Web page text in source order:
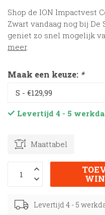
Shop de ION Impactvest
Zwart vandaag nog bij De
geniet zo snel mogelijk
meer.
Maak een keuze: *
Levertijd 4 - 5
Maattabel
Levertijd 4 - 5